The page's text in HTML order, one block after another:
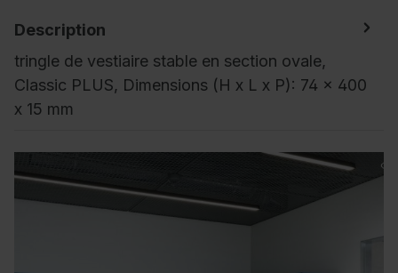
Description
tringle de vestiaire stable en section ovale,
Classic PLUS, Dimensions (H x L x P): 74 x 400
x 15 mm